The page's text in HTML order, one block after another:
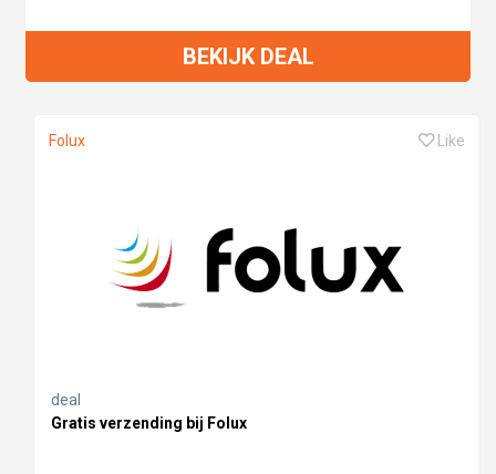
BEKIJK DEAL
Folux Like
deal
Gratis verzending bij Folux